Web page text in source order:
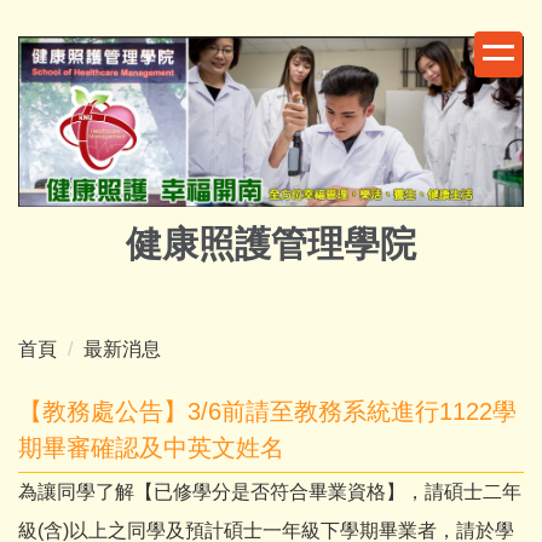
到
主
要
內
區
健康照護管理學院
首頁 最新消息
【教務處公告】3/6前請至教務系統進行1122學
期畢審確認及中英文姓名
為讓同學了解【已修學分是否符合畢業資格】，請碩士二年
級(含)以上之同學及預計碩士一年級下學期畢業者，請於學